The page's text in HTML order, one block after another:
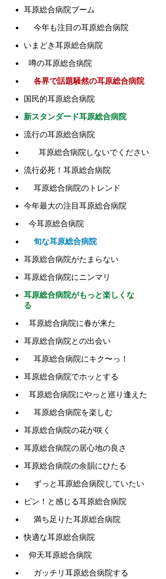
耳原総合病院ブーム
今年も注目の耳原総合病院
いまどき耳原総合病院
噂の耳原総合病院
各界で話題騒然の耳原総合病院
国民的耳原総合病院
新スタンダード耳原総合病院
流行の耳原総合病院
耳原総合病院しないでください
流行必死！耳原総合病院
耳原総合病院のトレンド
今年最大の注目耳原総合病院
今耳原総合病院
旬な耳原総合病院
耳原総合病院がたまらない
耳原総合病院にニンマリ
耳原総合病院がもっと楽しくな
る
耳原総合病院に春が来た
耳原総合病院との出会い
耳原総合病院にキク〜っ！
耳原総合病院でホッとする
耳原総合病院にやっと巡り逢えた
耳原総合病院を楽しむ
耳原総合病院の花が咲く
耳原総合病院の居心地の良さ
耳原総合病院の余韻にひたる
ずっと耳原総合病院していたい
ピン！と感じる耳原総合病院
満ち足りた耳原総合病院
快適な耳原総合病院
仰天耳原総合病院
ガッチリ耳原総合病院する